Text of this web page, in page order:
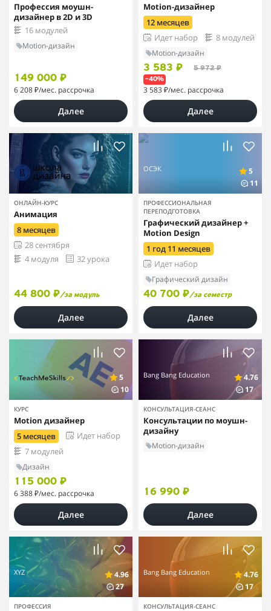
Профессия моушн-
дизайнер в 2D и 3D
16 модулей
Motion-дизайн
149 000 ₽
6 208 ₽/мес. рассрочка
Далее
Motion-дизайнер
12 месяцев
Идет набор
8 модулей
Motion-дизайн
3 583 ₽ 5 972 ₽
–40%
3 583 ₽/мес. рассрочка
Далее
ОНЛАЙН-КУРС
Анимация
8 месяцев
28 сентября
4 модуля
32 урока
44 800 ₽/за модуль
Далее
ОСЭК
5
11
ПРОФЕССИОНАЛЬНАЯ
ПЕРЕПОДГОТОВКА
Графический дизайнер +
Motion Design
1 год 11 месяцев
Идет набор
Графический дизайн
40 700 ₽/за семестр
Далее
5
10
КУРС
Motion дизайнер
5 месяцев
Идет набор
7 модулей
Дизайн
115 000 ₽
6 388 ₽/мес. рассрочка
Далее
Bang Bang Education
4.76
17
КОНСУЛЬТАЦИЯ-СЕАНС
Консультации по моушн-
дизайну
Motion-дизайн
16 990 ₽
Далее
XYZ
4.96
27
ПРОФЕССИЯ
Bang Bang Education
4.76
17
КОНСУЛЬТАЦИЯ-СЕАНС